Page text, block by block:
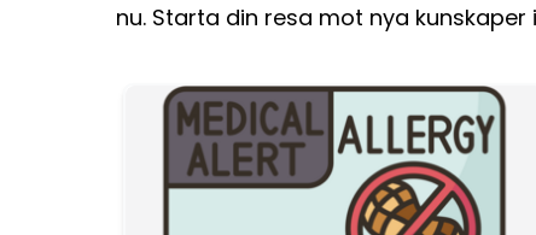
nu. Starta din resa mot nya kunskaper